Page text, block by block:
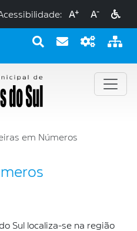
A+ A-
em Números
Sul localiza-se na região